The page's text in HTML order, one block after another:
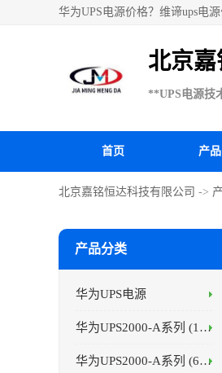
华为UPS电源价格？维谛ups电
北京嘉
**UPS电源技
首页 产
北京嘉铭恒达科技有限公司 ->
产品分类
华为UPS电源
华为UPS2000-A系列 (1-3kVA )
华为UPS2000-A系列 (6-10kVA )